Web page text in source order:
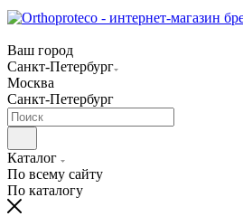
Ваш город
Санкт-Петербург
Москва
Санкт-Петербург
Каталог
По всему сайту
По каталогу